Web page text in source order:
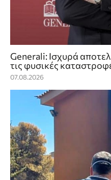
Generali: Ισχυρά
τις φυσικές
07.08.2026